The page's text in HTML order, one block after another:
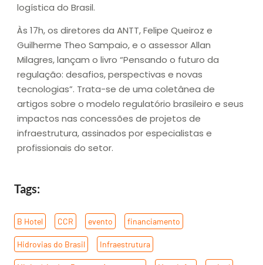
logística do Brasil.
Às 17h, os diretores da ANTT, Felipe Queiroz e
Guilherme Theo Sampaio, e o assessor Allan
Milagres, lançam o livro “Pensando o futuro da
regulação: desafios, perspectivas e novas
tecnologias”. Trata-se de uma coletânea de
artigos sobre o modelo regulatório brasileiro e seus
impactos nas concessões de projetos de
infraestrutura, assinados por especialistas e
profissionais do setor.
Tags:
B Hotel CCR evento financiamento
Hidrovias do Brasil Infraestrutura